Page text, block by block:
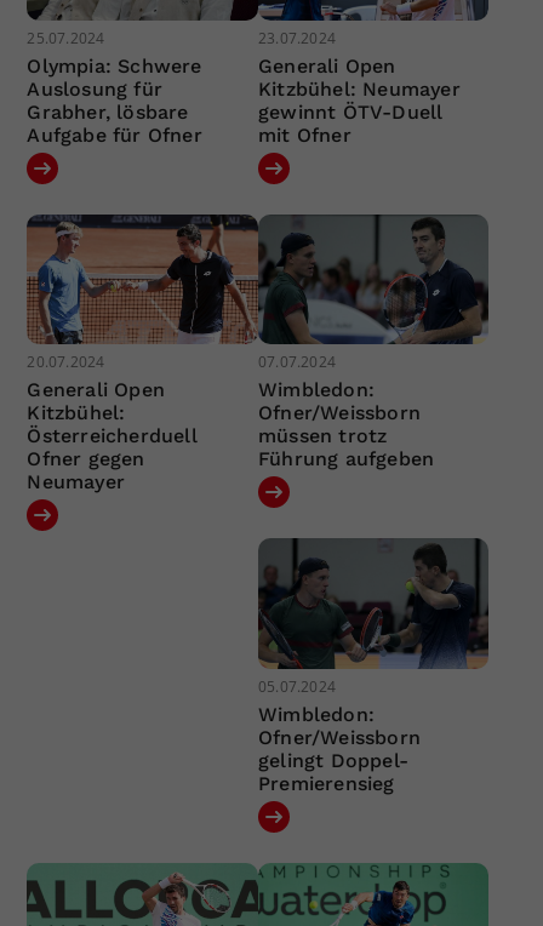
25.07.2024
Olympia: Schwere
Auslosung für
Grabher, lösbare
Aufgabe für Ofner
23.07.2024
Generali Open
Kitzbühel: Neumayer
gewinnt ÖTV-Duell
mit Ofner
20.07.2024
Generali Open
Kitzbühel:
Österreicherduell
Ofner gegen
Neumayer
07.07.2024
Wimbledon:
Ofner/Weissborn
müssen trotz
Führung aufgeben
05.07.2024
Wimbledon:
Ofner/Weissborn
gelingt Doppel-
Premierensieg